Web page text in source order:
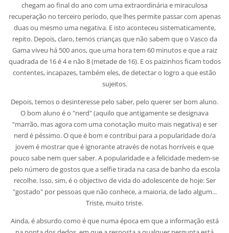
chegam ao final do ano com uma extraordinária e miraculosa
recuperação no terceiro período, que lhes permite passar com apenas
duas ou mesmo uma negativa. E isto aconteceu sistematicamente,
repito. Depois, claro, temos crianças que não sabem que o Vasco da
Gama viveu há 500 anos, que uma hora tem 60 minutos e que a raiz
quadrada de 16 é 4 e não 8 (metade de 16). E os paizinhos ficam todos
contentes, incapazes, também eles, de detectar o logro a que estão
sujeitos.
Depois, temos o desinteresse pelo saber, pelo querer ser bom aluno.
O bom aluno é o "nerd" (aquilo que antigamente se designava
"marrão, mas agora com uma conotação muito mais negativa) e ser
nerd é péssimo. O que é bom e contribui para a popularidade do/a
jovem é mostrar que é ignorante através de notas horríveis e que
pouco sabe nem quer saber. A popularidade e a felicidade medem-se
pelo número de gostos que a selfie tirada na casa de banho da escola
recolhe. Isso, sim, é o objectivo de vida do adolescente de hoje: Ser
"gostado" por pessoas que não conhece, a maioria, de lado algum...
Triste, muito triste.
Ainda, é absurdo como é que numa época em que a informação está